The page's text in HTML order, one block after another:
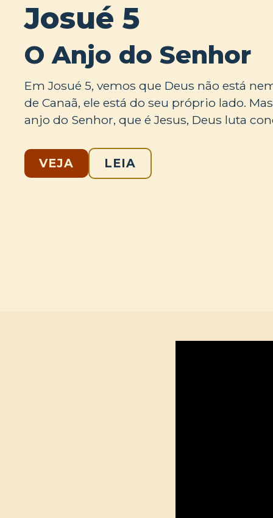
Josué 5
O Anjo do Senhor
Em Josué 5, vemos que Deus não está
de Canaã, ele está do seu próprio lado.
anjo do Senhor, que é Jesus, Deus luta
VEJA LEIA